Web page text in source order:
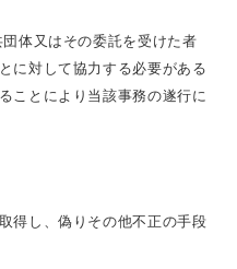
体又はその委託を受けた者
に対して協力する必要がある
ことにより当該事務の遂行に
得し、偽りその他不正の手段